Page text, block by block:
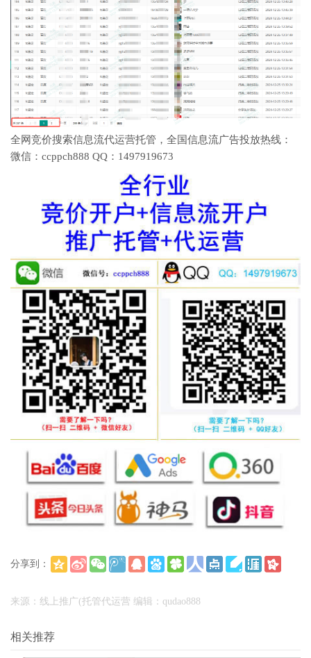
全网竞价搜索信息流代运营托管，全国信息流广告投放热线：
微信：ccppch888 QQ：1497919673
分享到：
来源：线上推广(托管代运营 编辑：qudao888
相关推荐